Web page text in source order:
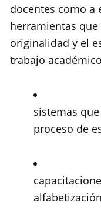
docentes como a
herramientas
originalidad y el
trabajo
sistemas
proceso de